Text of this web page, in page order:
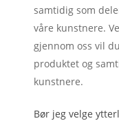
samtidig som
våre kunstnere.
gjennom oss vil
produktet og
kunstnere.
Bør jeg velge